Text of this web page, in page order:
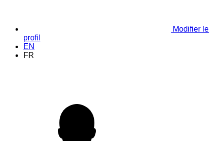
Modifier le
profil
EN
FR